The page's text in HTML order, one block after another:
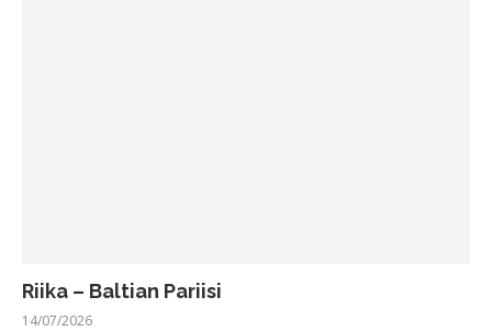
Riika – Baltian Pariisi
14/07/2026